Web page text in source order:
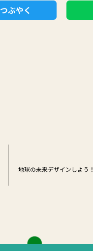
つぶやく
地球の未来デザインしよう！